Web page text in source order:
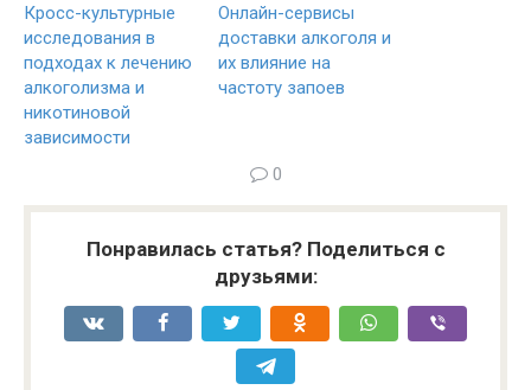
Кросс-культурные
исследования в
подходах к лечению
алкоголизма и
никотиновой
зависимости
Онлайн-сервисы
доставки алкоголя и
их влияние на
частоту запоев
0
Понравилась статья? Поделиться с
друзьями: